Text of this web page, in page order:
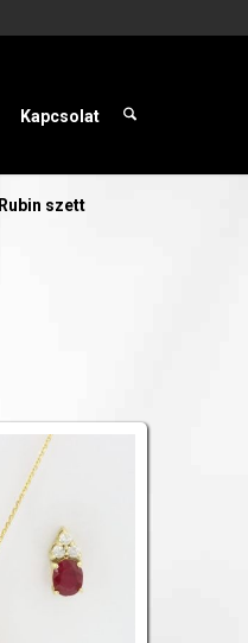
Kapcsolat
Rubin szett